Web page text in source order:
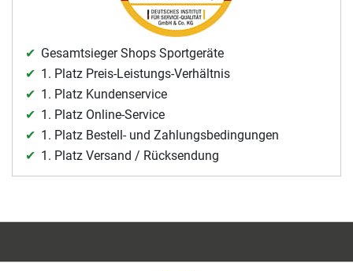
Gesamtsieger Shops Sportgeräte
1. Platz Preis-Leistungs-Verhältnis
1. Platz Kundenservice
1. Platz Online-Service
1. Platz Bestell- und Zahlungsbedingungen
1. Platz Versand / Rücksendung